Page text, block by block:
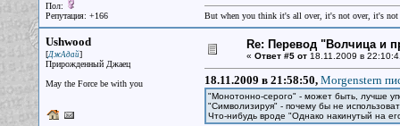
Пол:
Репутация: +166
But when you think it's all over, it's not over, it's not
Ushwood
[ДжАдай]
Прирожденный Джаец
May the Force be with you
Re: Перевод "Волчица и
« Ответ #5 от18.11.2009 в
18.11.2009 в 21:58:50, Morgenstern
"Монотонно-серого" - может быть, лучше
"Символизируя" - почему бы не
Что-нибудь вроде "Однако накинутый на